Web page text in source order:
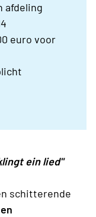
afdeling
euro voor
lied"
schitterende